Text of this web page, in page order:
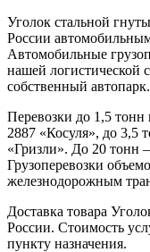
Уголок стальной
России
Автомобильные
нашей
собственный автопарк.
Перевозки до 1,5
2887 «Косуля», до 3,5
«Гризли». До 20 тонн
Грузоперевозки
железнодорожным
Доставка товара
России. Стоимость
пункту назначения.